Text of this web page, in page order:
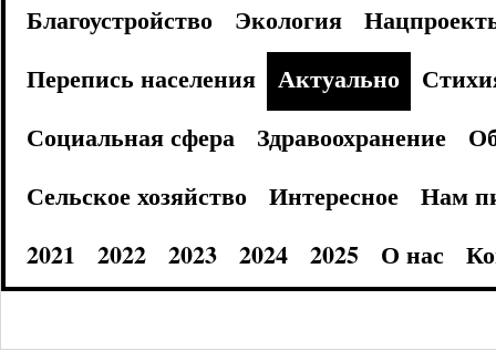
Благоустройство
Экология
Перепись населения
Актуально
Социальная сфера
Здравоохранение
Сельское хозяйство
Интересное
Нам
2021
2022 2023 2024 2025 О нас